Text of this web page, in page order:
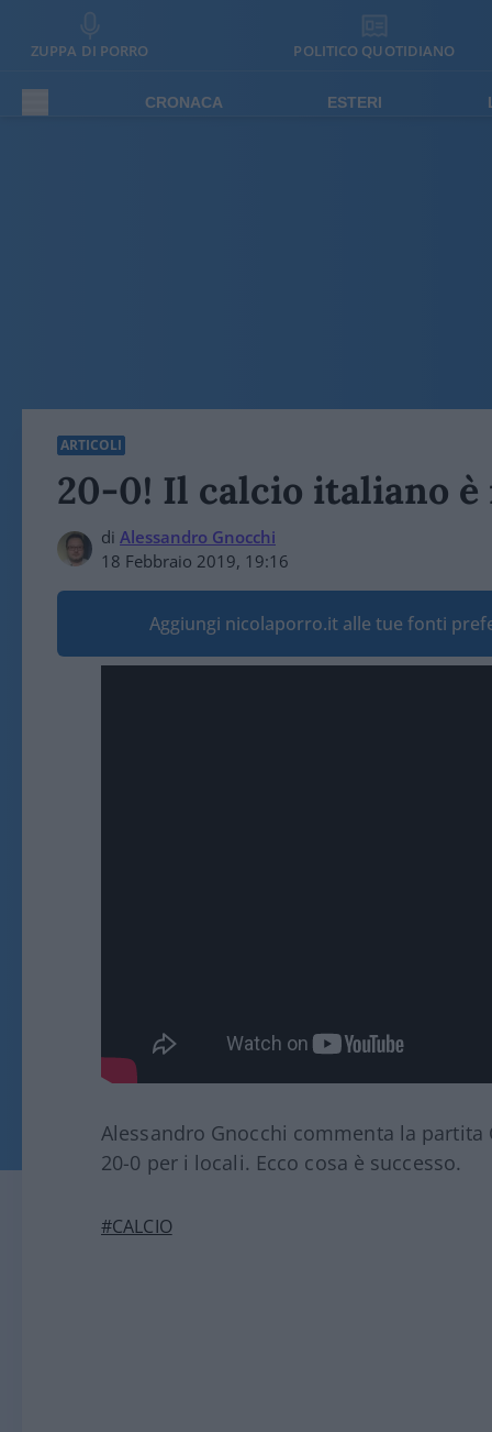
ZUPPA DI PORRO POLITICO QUOTIDIANO
CRONACA ESTERI
ARTICOLI
20-0! Il calcio italiano è
di Alessandro Gnocchi
18 Febbraio 2019, 19:16
Aggiungi nicolaporro.it alle tue fonti
Alessandro Gnocchi commenta la partita
20-0 per i locali. Ecco cosa è successo.
#CALCIO